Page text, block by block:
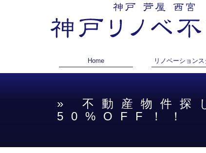
Home リノベーション
» 不動産物件探
50%OFF！！